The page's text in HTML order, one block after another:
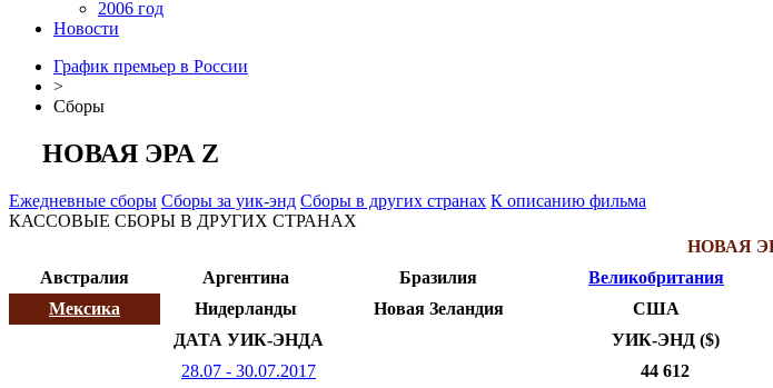
2006 год
Новости
График премьер в России
>
Сборы
НОВАЯ ЭРА Z
Ежедневные сборы Сборы за уик-энд Сборы в других странах К описанию фильма
КАССОВЫЕ СБОРЫ В ДРУГИХ СТРАНАХ
НОВАЯ
Австралия
Аргентина Бразилия Великобритания
Мексика
Нидерланды Новая Зеландия США
ДАТА УИК-ЭНДА
УИК-ЭНД ($)
28.07 - 30.07.2017
44 612